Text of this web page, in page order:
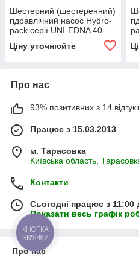
Шестерний (шестеренний)
гідравлічний насос Hydro-
pack серії UNI-EDNA 40-
Ціну уточнюйте
Про нас
93% позитивних з 14
Працює з 15.03.2013
м. Тарасовка
Київська область,
Контакти
Сьогодні працює з 11:00
Показати весь графік
Про нас
КНОПКА
ЗВ'ЯЗКУ